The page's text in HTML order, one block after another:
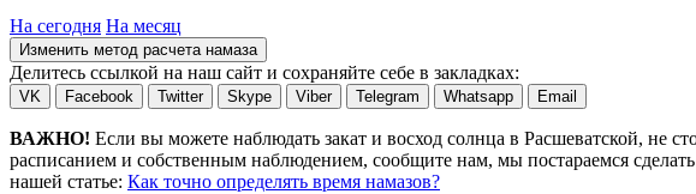
На сегодня На месяц
Изменить метод расчета намаза
Делитесь ссылкой на наш сайт и сохраняйте себе в закладках:
VK Facebook Twitter Skype Viber Telegram Whatsapp Email
ВАЖНО! Если вы можете наблюдать закат и восход солнца в Расшеватской, не
расписанием и собственным наблюдением, сообщите нам, мы постараемся
нашей статье: Как точно определять время намазов?